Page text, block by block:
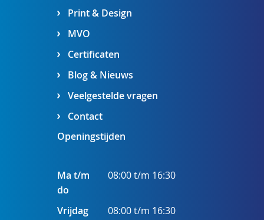
Print & Design
MVO
Certificaten
Blog & Nieuws
Veelgestelde vragen
Contact
Openingstijden
Ma t/m
do
08:00 t/m 16:30
Vrijdag
08:00 t/m 16:30